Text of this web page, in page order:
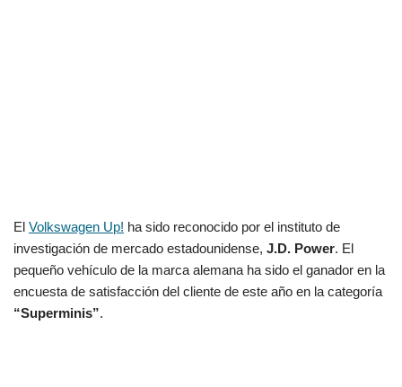
El Volkswagen Up! ha sido reconocido por el instituto de
investigación de mercado estadounidense, J.D. Power. El
pequeño vehículo de la marca alemana ha sido el ganador en la
encuesta de satisfacción del cliente de este año en la categoría
“Superminis”.